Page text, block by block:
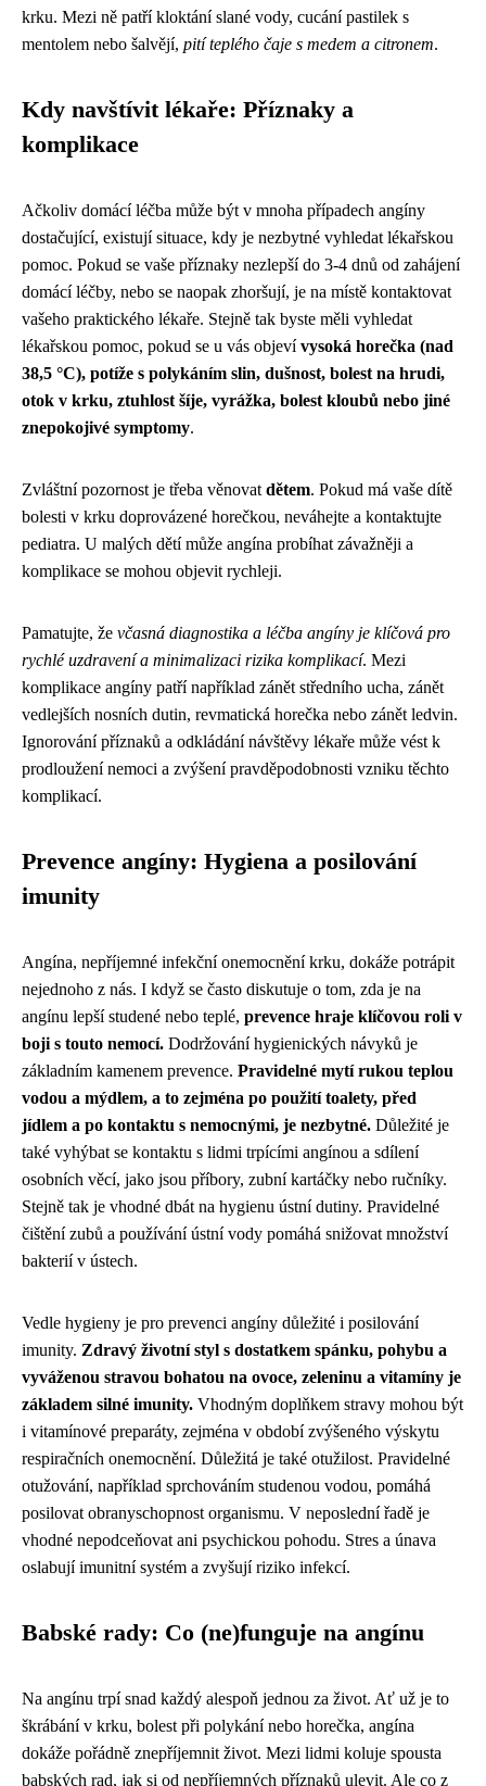
krku. Mezi ně patří kloktání slané vody, cucání pastilek s
mentolem nebo šalvějí, pití teplého čaje s medem a citronem.
Kdy navštívit lékaře: Příznaky a
komplikace
Ačkoliv domácí léčba může být v mnoha případech angíny
dostačující, existují situace, kdy je nezbytné vyhledat lékařskou
pomoc. Pokud se vaše příznaky nezlepší do 3-4 dnů od zahájení
domácí léčby, nebo se naopak zhoršují, je na místě kontaktovat
vašeho praktického lékaře. Stejně tak byste měli vyhledat
lékařskou pomoc, pokud se u vás objevívysoká horečka (nad
38,5 °C), potíže s polykáním slin, dušnost, bolest na hrudi,
otok v krku, ztuhlost šíje, vyrážka, bolest kloubů nebo jiné
znepokojivé symptomy.
Zvláštní pozornost je třeba věnovat dětem. Pokud má vaše dítě
bolesti v krku doprovázené horečkou, neváhejte a kontaktujte
pediatra. U malých dětí může angína probíhat závažněji a
komplikace se mohou objevit rychleji.
Pamatujte, že včasná diagnostika a léčba angíny je klíčová pro
rychlé uzdravení a minimalizaci rizika komplikací. Mezi
komplikace angíny patří například zánět středního ucha, zánět
vedlejších nosních dutin, revmatická horečka nebo zánět ledvin.
Ignorování příznaků a odkládání návštěvy lékaře může vést k
prodloužení nemoci a zvýšení pravděpodobnosti vzniku těchto
komplikací.
Prevence angíny: Hygiena a posilování
imunity
Angína, nepříjemné infekční onemocnění krku, dokáže potrápit
nejednoho z nás. I když se často diskutuje o tom, zda je na
angínu lepší studené nebo teplé, prevence hraje klíčovou roli v
boji s touto nemocí. Dodržování hygienických návyků je
základním kamenem prevence. Pravidelné mytí rukou teplou
vodou a mýdlem, a to zejména po použití toalety, před
jídlem a po kontaktu s nemocnými, je nezbytné. Důležité je
také vyhýbat se kontaktu s lidmi trpícími angínou a sdílení
osobních věcí, jako jsou příbory, zubní kartáčky nebo ručníky.
Stejně tak je vhodné dbát na hygienu ústní dutiny. Pravidelné
čištění zubů a používání ústní vody pomáhá snižovat množství
bakterií v ústech.
Vedle hygieny je pro prevenci angíny důležité i posilování
imunity. Zdravý životní styl s dostatkem spánku, pohybu a
vyváženou stravou bohatou na ovoce, zeleninu a vitamíny je
základem silné imunity. Vhodným doplňkem stravy mohou být
i vitamínové preparáty, zejména v období zvýšeného výskytu
respiračních onemocnění. Důležitá je také otužilost. Pravidelné
otužování, například sprchováním studenou vodou, pomáhá
posilovat obranyschopnost organismu. V neposlední řadě je
vhodné nepodceňovat ani psychickou pohodu. Stres a únava
oslabují imunitní systém a zvyšují riziko infekcí.
Babské rady: Co (ne)funguje na angínu
Na angínu trpí snad každý alespoň jednou za život. Ať už je to
škrábání v krku, bolest při polykání nebo horečka, angína
dokáže pořádně znepříjemnit život. Mezi lidmi koluje spousta
babských rad, jak si od nepříjemných příznaků ulevit. Ale co z